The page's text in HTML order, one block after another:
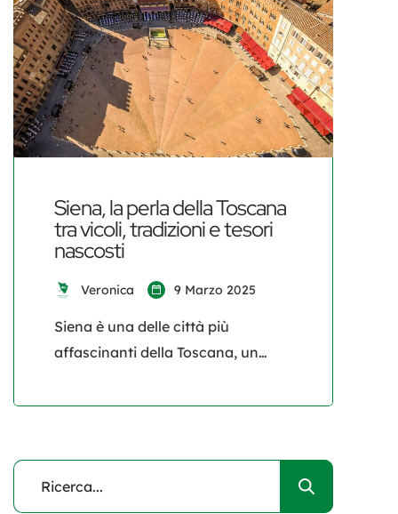
Siena, la perla della Toscana
tra vicoli, tradizioni e tesori
nascosti
Veronica 9 Marzo 2025
Siena è una delle città più
affascinanti della Toscana, un
la sua storia, la sua cultura e le sue
patrimonio medievale ben
conservato, Siena non è solo una